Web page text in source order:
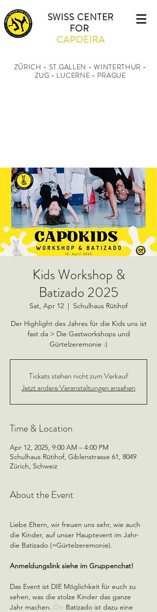
SWISS CENTER
FOR
CAPOEIRA
ZÜRICH - ST.GALLEN - WINTERTHUR -
ZUG - LUCERNE - PRAGUE
Kids Workshop &
Batizado 2025
Sat, Apr 12
  |
Schulhaus Rütihof
Der Highlight des Jahres für die Kids uns ist
fast da > Die Gastworkshops und
Gürtelzeremonie :)
Tickets stehen nicht zum Verkauf
Jetzt andere Veranstaltungen ansehen
Time & Location
Apr 12, 2025, 9:00 AM – 4:00 PM
Schulhaus Rütihof, Giblenstrasse 61, 8049
Zürich, Schweiz
About the Event
Liebe Eltern, wir freuen uns sehr, wie auch
die Kinder, auf unser Hauptevent im Jahr-
die Batizado (=Gürtelzeremonie).
Anmeldungslink siehe im Gruppenchat!
Das Event ist DIE Möglichkeit für euch zu
sehen, was die stolze Kinder das ganze
Jahr machen. Die Batizado ist dazu eine